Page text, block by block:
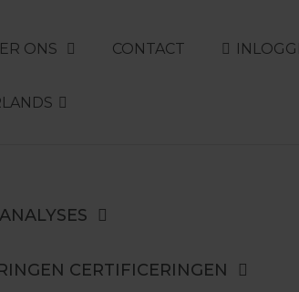
ONS CONTACT
ANALYSES
CERTIFICERINGEN